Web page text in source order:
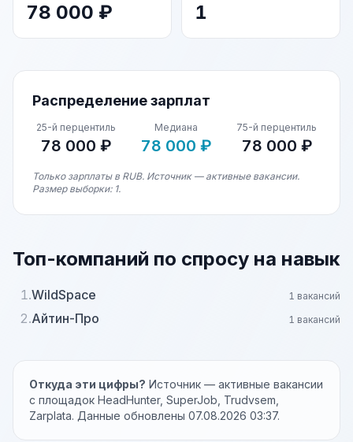
78 000 ₽ 1
Распределение зарплат
25-й перцентиль
78 000 ₽
Медиана
78 000 ₽
75-й перцентиль
78 000 ₽
Только зарплаты в RUB. Источник — активные вакансии.
Размер выборки: 1.
Топ-компаний по спросу на навык
1.WildSpace 1 вакансий
2.Айтин-Про 1 вакансий
Откуда эти цифры? Источник — активные вакансии
с площадок HeadHunter, SuperJob, Trudvsem,
Zarplata. Данные обновлены 07.08.2026 03:37.